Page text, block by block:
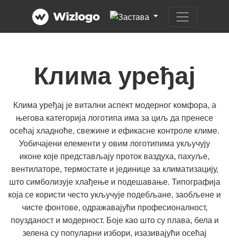
Клима уређај
Клима уређај је витални аспект модерног комфора, а
његова категорија логотипа има за циљ да пренесе
осећај хладноће, свежине и ефикасне контроле климе.
Уобичајени елементи у овим логотипима укључују
иконе које представљају проток ваздуха, пахуље,
вентилаторе, термостате и јединице за климатизацију,
што симболизује хлађење и подешавање. Типографија
која се користи често укључује подебљане, заобљене и
чисте фонтове, одражавајући професионалност,
поузданост и модерност. Боје као што су плава, бела и
зелена су популарни избори, изазивајући осећај